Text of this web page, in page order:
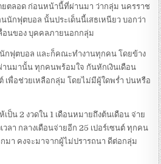
ยตลอด ก่อนหน้านี้ที่ผ่านมา ว่ากลุ่ม นครราช
นนักฟุตบอล นั้นประเด็นนี้เสธเหนียว บอกว่า
อนของ บุคคลภายนอกกลุ่ม
กฟุตบอล และก็คณะทำงานทุกคน โดยข้าง
นมานั้น ทุกคนพร้อมใจ กันหักเงินเดือน
ต์ เพื่อช่วยเหลือกลุ่ม โดยไม่มีผู้ใดพร่ำ บ่นหรือ
ป็น 2 งวดใน 1 เดือนหมายถึงต้นเดือน จ่าย
วลา กลางเดือนจ่ายอีก 25 เปอร์เซนต์ ทุกคน
มา คงจะมาจากผู้ไม่ปรารถนา ดีต่อกลุ่ม